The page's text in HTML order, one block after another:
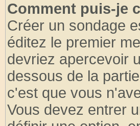
Comment puis-je
Créer un sondage
éditez le premier
devriez apercevoir
dessous de la partie
c'est que vous
Vous devez entrer